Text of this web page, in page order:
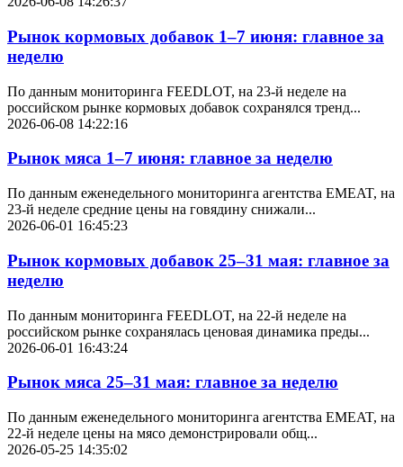
Рынок кормовых добавок 1–7 июня: главное за
неделю
По данным мониторинга FEEDLOT, на 23-й неделе на
российском рынке кормовых добавок сохранялся тренд...
2026-06-08 14:22:16
Рынок мяса 1–7 июня: главное за неделю
По данным еженедельного мониторинга агентства EMEAT, на
23-й неделе средние цены на говядину снижали...
2026-06-01 16:45:23
Рынок кормовых добавок 25–31 мая: главное за
неделю
По данным мониторинга FEEDLOT, на 22-й неделе на
российском рынке сохранялась ценовая динамика преды...
2026-06-01 16:43:24
Рынок мяса 25–31 мая: главное за неделю
По данным еженедельного мониторинга агентства EMEAT, на
22-й неделе цены на мясо демонстрировали общ...
2026-05-25 14:35:02